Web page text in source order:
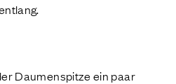
Daumenspitze ein paar